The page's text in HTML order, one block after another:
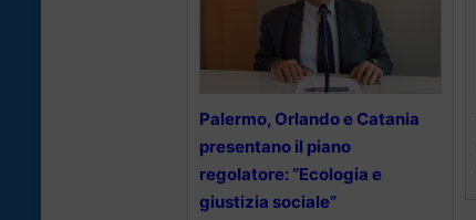
Palermo, Orlando e Catania
presentano il piano
regolatore: “Ecologia e
giustizia sociale”